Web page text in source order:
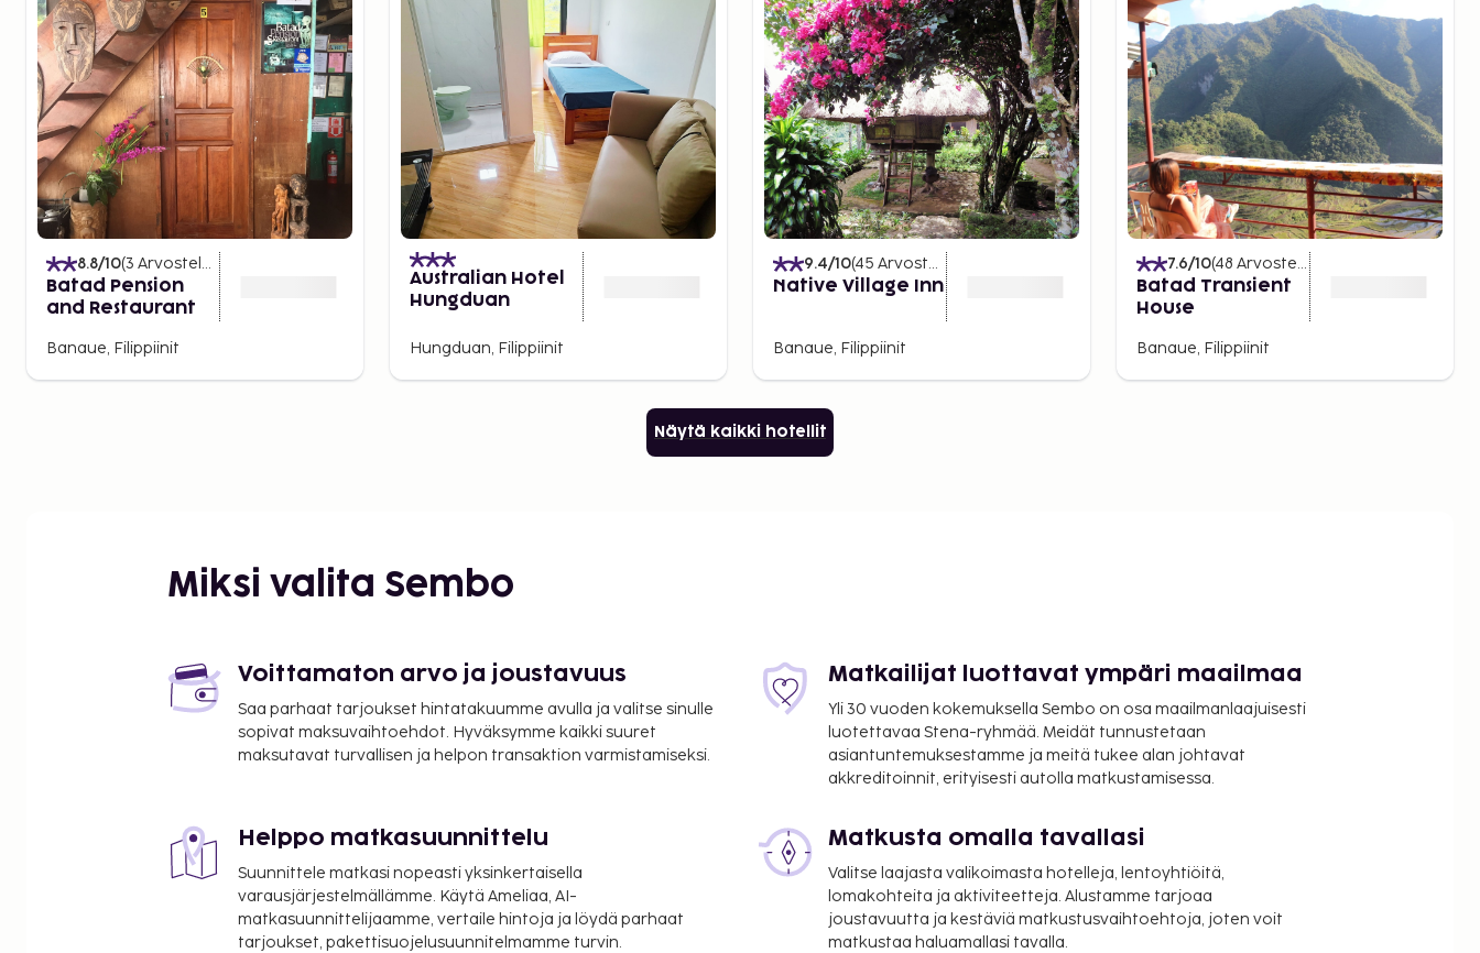
8.8/10(3 Arvostelut )
Batad Pension
and Restaurant
Banaue, Filippiinit
Australian Hotel
Hungduan
Hungduan, Filippiinit
9.4/10(45 Arvostelut
Native Village Inn
Banaue, Filippiinit
7.6/10(48 Arvostelut
Batad Transient
House
Banaue, Filippiinit
Näytä kaikki hotellit
Miksi valita Sembo
Voittamaton arvo ja joustavuus
Saa parhaat tarjoukset hintatakuumme avulla ja valitse sinulle
sopivat maksuvaihtoehdot. Hyväksymme kaikki suuret
maksutavat turvallisen ja helpon transaktion varmistamiseksi.
Matkailijat luottavat ympäri maailmaa
Yli 30 vuoden kokemuksella Sembo on osa maailmanlaajuisesti
luotettavaa Stena-ryhmää. Meidät tunnustetaan
asiantuntemuksestamme ja meitä tukee alan johtavat
akkreditoinnit, erityisesti autolla matkustamisessa.
Helppo matkasuunnittelu
Suunnittele matkasi nopeasti yksinkertaisella
varausjärjestelmällämme. Käytä Ameliaa, AI-
matkasuunnittelijaamme, vertaile hintoja ja löydä parhaat
tarjoukset, pakettisuojelusuunnitelmamme turvin.
Matkusta omalla tavallasi
Valitse laajasta valikoimasta hotelleja, lentoyhtiöitä,
lomakohteita ja aktiviteetteja. Alustamme tarjoaa
joustavuutta ja kestäviä matkustusvaihtoehtoja, joten voit
matkustaa haluamallasi tavalla.